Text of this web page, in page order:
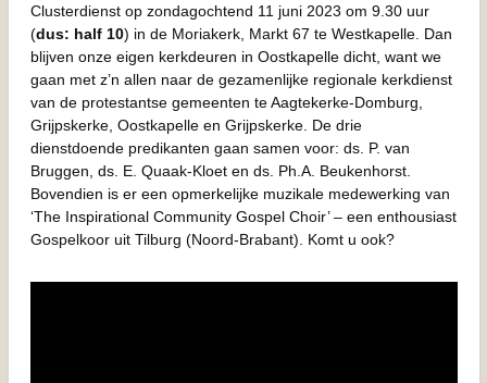
Clusterdienst op zondagochtend 11 juni 2023 om 9.30 uur
(dus: half 10) in de Moriakerk, Markt 67 te Westkapelle. Dan
blijven onze eigen kerkdeuren in Oostkapelle dicht, want we
gaan met z’n allen naar de gezamenlijke regionale kerkdienst
van de protestantse gemeenten te Aagtekerke-Domburg,
Grijpskerke, Oostkapelle en Grijpskerke. De drie
dienstdoende predikanten gaan samen voor: ds. P. van
Bruggen, ds. E. Quaak-Kloet en ds. Ph.A. Beukenhorst.
Bovendien is er een opmerkelijke muzikale medewerking van
‘The Inspirational Community Gospel Choir’ – een enthousiast
Gospelkoor uit Tilburg (Noord-Brabant). Komt u ook?